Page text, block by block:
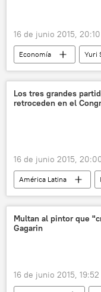
Propuesta de Enmienda
16 de junio 2015,
Economía Yuri
sanciones
Rusia
Los tres grandes
retroceden en el
16 de junio 2015,
América Latina
México
Enrique
Partido Revolucionario
Partido Verde Ecologista
noticias
Multan al pintor que
Gagarin
16 de junio 2015, 19:52